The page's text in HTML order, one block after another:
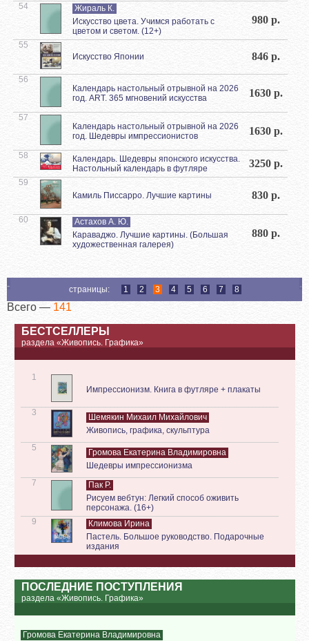
54
Жираль К.
Искусство цвета. Учимся работать с
цветом и светом. (12+)
980 р.
55
Искусство Японии
846 р.
56
Календарь настольный отрывной на 2026
год. ART. 365 мгновений искусства
1630 р.
57
Календарь настольный отрывной на 2026
год. Шедевры импрессионистов
1630 р.
58
Календарь. Шедевры японского искусства.
Настольный календарь в футляре
3250 р.
59
Камиль Писсарро. Лучшие картины
830 р.
60
Астахов А. Ю.
Караваджо. Лучшие картины. (Большая
художественная галерея)
880 р.
страницы: 1 2 3 4 5 6 7 8
Всего — 141
БЕСТСЕЛЛЕРЫ
раздела «Живопись. Графика»
1
Импрессионизм. Книга в футляре + плакаты
3
Шемякин Михаил Михайлович
Живопись, графика, скульптура
5
Громова Екатерина Владимировна
Шедевры импрессионизма
7
Пак Р.
Рисуем вебтун: Легкий способ оживить
персонажа. (16+)
9
Климова Ирина
Пастель. Большое руководство. Подарочные
издания
ПОСЛЕДНИЕ ПОСТУПЛЕНИЯ
раздела «Живопись. Графика»
Громова Екатерина Владимировна